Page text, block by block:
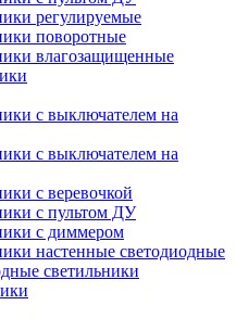
регулируемые
поворотные
влагозащищенные
с выключателем на
с выключателем на
с веревочкой
с пультом ДУ
с диммером
настенные светодиодные
светильники